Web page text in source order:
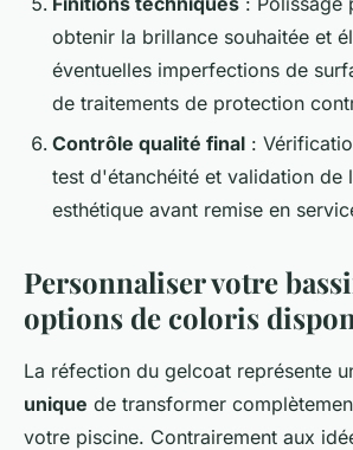
obtenir la brillance souhaitée et
éventuelles imperfections de
de traitements de protection
Contrôle qualité final :
test d'étanchéité et validation de
esthétique avant remise en
Personnaliser votre
options de coloris
La réfection du gelcoat représente
unique de transformer
votre piscine. Contrairement aux